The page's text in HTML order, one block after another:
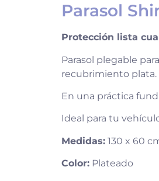
Parasol
Protección lista
Parasol plegable
recubrimiento plata.
En una práctica
Ideal para tu
Medidas: 130 x 60
Color: Plateado